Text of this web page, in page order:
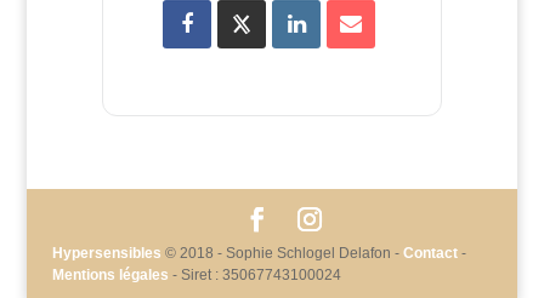
Hypersensibles © 2018 - Sophie Schlogel Delafon - Contact-
Mentions légales - Siret : 35067743100024